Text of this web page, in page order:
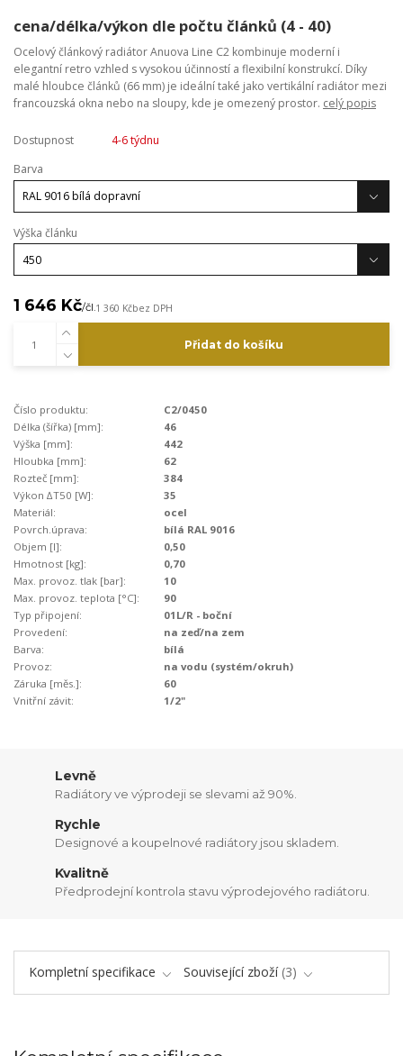
cena/délka/výkon dle počtu článků (4 - 40)
Ocelový článkový radiátor Anuova Line C2 kombinuje moderní i
elegantní retro vzhled s vysokou účinností a flexibilní konstrukcí. Díky
malé hloubce článků (66 mm) je ideální také jako vertikální radiátor mezi
francouzská okna nebo na sloupy, kde je omezený prostor. celý popis
Dostupnost
4-6 týdnu
Barva
Výška článku
1 646 Kč/čl.1 360 Kčbez DPH
Přidat do košíku
Číslo produktu:
C2/0450
Délka (šířka) [mm]:
46
Výška [mm]:
442
Hloubka [mm]:
62
Rozteč [mm]:
384
Výkon ∆T50 [W]:
35
Materiál:
ocel
Povrch.úprava:
bílá RAL 9016
Objem [l]:
0,50
Hmotnost [kg]:
0,70
Max. provoz. tlak [bar]:
10
Max. provoz. teplota [°C]:
90
Typ připojení:
01L/R - boční
Provedení:
na zeď/na zem
Barva:
bílá
Provoz:
na vodu (systém/okruh)
Záruka [měs.]:
60
Vnitřní závit:
1/2"
Levně
Radiátory ve výprodeji se slevami až 90%.
Rychle
Designové a koupelnové radiátory jsou skladem.
Kvalitně
Předprodejní kontrola stavu výprodejového radiátoru.
Kompletní specifikace Související zboží 3